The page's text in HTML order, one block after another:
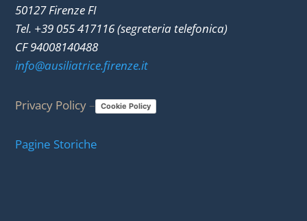
50127 Firenze FI
Tel. +39 055 417116 (segreteria telefonica)
CF 94008140488
info@ausiliatrice.firenze.it
Privacy Policy – Cookie Policy
Pagine Storiche